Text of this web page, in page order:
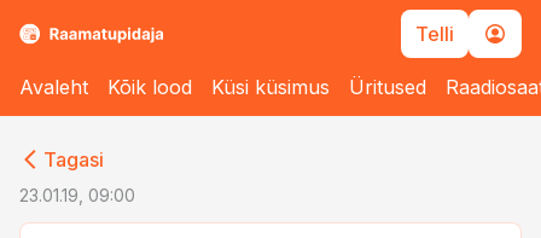
Telli
Avaleht Kõik lood Küsi küsimus Üritused
Tagasi
23.01.19, 09:00